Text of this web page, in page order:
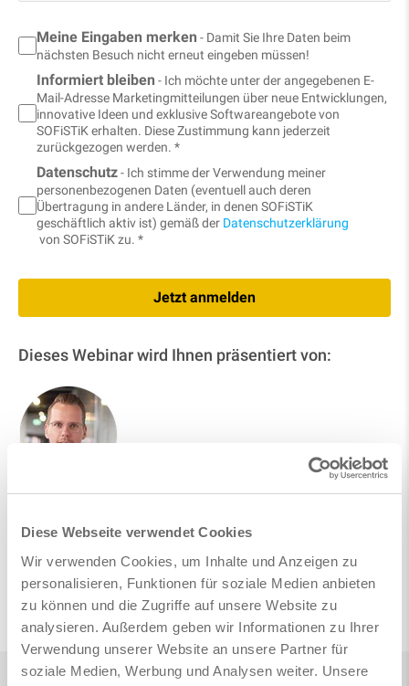
Diese Webseite verwendet Cookies
Wir verwenden Cookies, um Inhalte und Anzeigen zu
personalisieren, Funktionen für soziale Medien anbieten
zu können und die Zugriffe auf unsere Website zu
analysieren. Außerdem geben wir Informationen zu Ihrer
Verwendung unserer Website an unsere Partner für
soziale Medien, Werbung und Analysen weiter. Unsere
Meine Eingaben merken - Damit Sie Ihre Daten beim
nächsten Besuch nicht erneut eingeben müssen!
Informiert bleiben - Ich möchte unter der angegebenen E-
Mail-Adresse Marketingmitteilungen über neue Entwicklungen,
innovative Ideen und exklusive Softwareangebote von
SOFiSTiK erhalten. Diese Zustimmung kann jederzeit
zurückgezogen werden. *
Datenschutz- Ich stimme der Verwendung meiner
personenbezogenen Daten (eventuell auch deren
Übertragung in andere Länder, in denen SOFiSTiK
geschäftlich aktiv ist) gemäß der Datenschutzerklärung
von SOFiSTiK zu. *
Jetzt anmelden
Dieses Webinar wird Ihnen präsentiert von:
CPO SOFiSTiK AG
Auf LinkedIn folgen
Home Infocenter
Webinare